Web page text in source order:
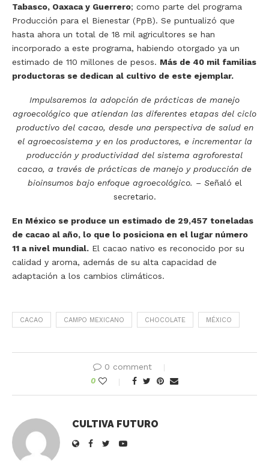
Tabasco, Oaxaca y Guerrero; como parte del programa
Producción para el Bienestar (PpB). Se puntualizó que
hasta ahora un total de 18 mil agricultores se han
incorporado a este programa, habiendo otorgado ya un
estimado de 110 millones de pesos. Más de 40 mil familias
productoras se dedican al cultivo de este ejemplar.
Impulsaremos la adopción de prácticas de manejo
agroecológico que atiendan las diferentes etapas del ciclo
productivo del cacao, desde una perspectiva de salud en
el agroecosistema y en los productores, e incrementar la
producción y productividad del sistema agroforestal
cacao, a través de prácticas de manejo y producción de
bioinsumos bajo enfoque agroecológico. – Señaló el
secretario.
En México se produce un estimado de 29,457 toneladas
de cacao al año, lo que lo posiciona en el lugar número
11 a nivel mundial. El cacao nativo es reconocido por su
calidad y aroma, además de su alta capacidad de
adaptación a los cambios climáticos.
CACAO CAMPO MEXICANO CHOCOLATE MÉXICO
0 comment
0
CULTIVA FUTURO